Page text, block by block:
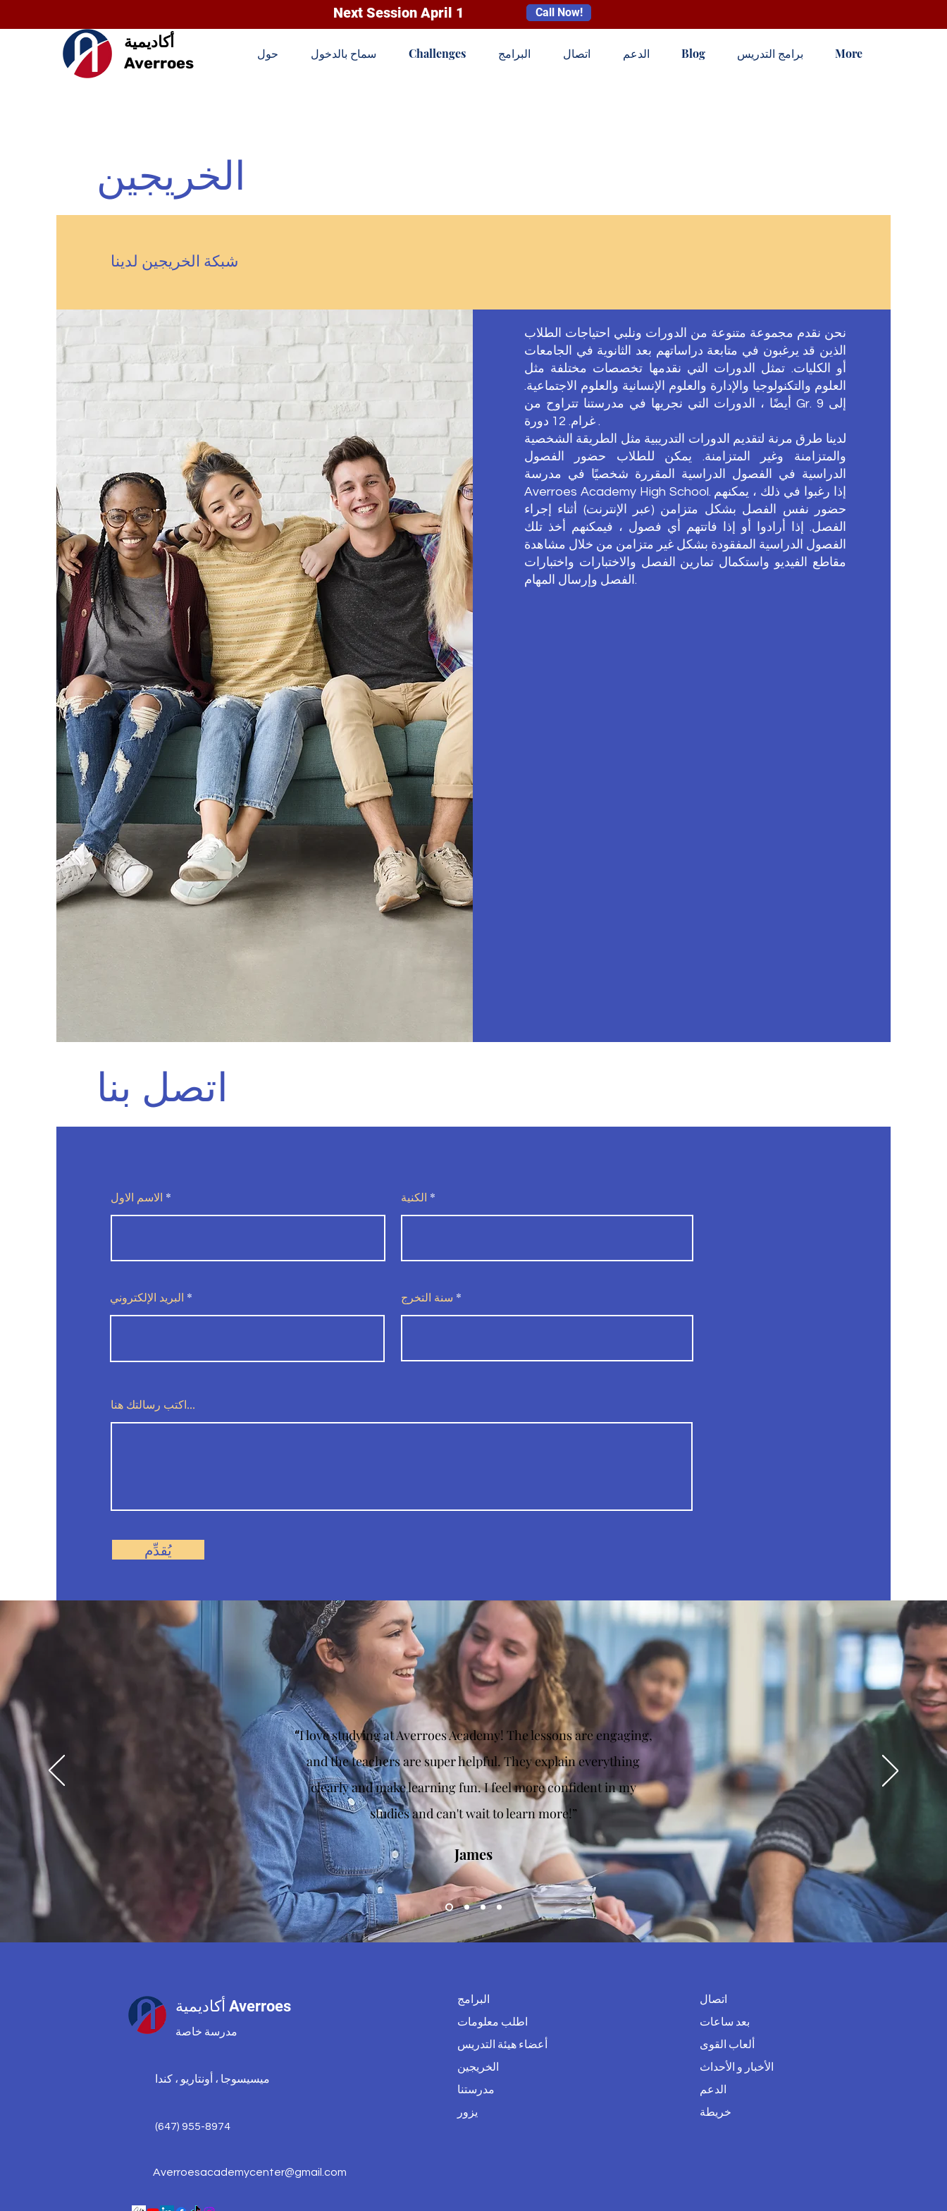
Next Session April 1 Call Now!
أكاديمية
Averroes
حول سماح بالدخول Challenges البرامج اتصال الدعم Blog برامج التدريس More
الخريجين
شبكة الخريجين لدينا
نحن نقدم مجموعة متنوعة من الدورات ونلبي احتياجات الطلاب
الذين قد يرغبون في متابعة دراساتهم بعد الثانوية في الجامعات
أو الكليات. تمثل الدورات التي نقدمها تخصصات مختلفة مثل
العلوم والتكنولوجيا والإدارة والعلوم الإنسانية والعلوم الاجتماعية.
أيضًا ، الدورات التي نجريها في مدرستنا تتراوح من Gr. 9 إلى
غرام. 12 دورة .
لدينا طرق مرنة لتقديم الدورات التدريبية مثل الطريقة الشخصية
والمتزامنة وغير المتزامنة. يمكن للطلاب حضور الفصول
الدراسية في الفصول الدراسية المقررة شخصيًا في مدرسة
Averroes Academy High School. إذا رغبوا في ذلك ، يمكنهم
حضور نفس الفصل بشكل متزامن (عبر الإنترنت) أثناء إجراء
الفصل. إذا أرادوا أو إذا فاتتهم أي فصول ، فيمكنهم أخذ تلك
الفصول الدراسية المفقودة بشكل غير متزامن من خلال مشاهدة
مقاطع الفيديو واستكمال تمارين الفصل والاختبارات واختبارات
الفصل وإرسال المهام.
اتصل بنا
الاسم الاول الكنية
البريد الإلكتروني سنة التخرج
اكتب رسالتك هنا...
يُقدِّم
“I love studying at Averroes Academy! The lessons are engaging,
and the teachers are super helpful. They explain everything
clearly and make learning fun. I feel more confident in my
studies and can't wait to learn more!”
James
أكاديمية Averroes
مدرسة خاصة
ميسيسوجا ، أونتاريو ، كندا
(647) 955-8974
Averroesacademycenter@gmail.com
البرامج
اطلب معلومات
أعضاء هيئة التدريس
الخريجين
مدرستنا
يزور
اتصال
بعد ساعات
ألعاب القوى
الأخبار و الأحداث
الدعم
خريطة